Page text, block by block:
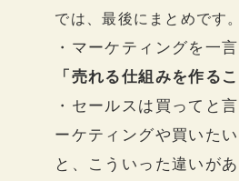
では、最後にまとめです。
・マーケティングを一
「売れる仕組みを作るこ
・セールスは買ってと
ーケティングや買いた
と、こういった違いがあ